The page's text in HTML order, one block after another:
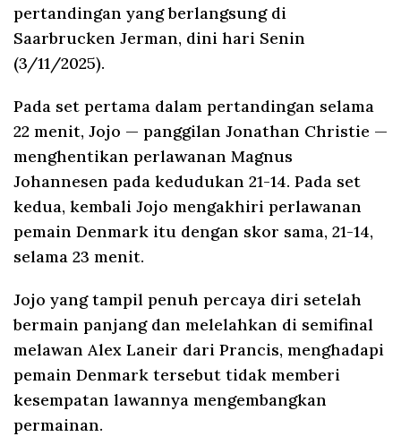
pertandingan yang berlangsung di
Saarbrucken Jerman, dini hari Senin
(3/11/2025).
Pada set pertama dalam pertandingan selama
22 menit, Jojo — panggilan Jonathan Christie —
menghentikan perlawanan Magnus
Johannesen pada kedudukan 21-14. Pada set
kedua, kembali Jojo mengakhiri perlawanan
pemain Denmark itu dengan skor sama, 21-14,
selama 23 menit.
Jojo yang tampil penuh percaya diri setelah
bermain panjang dan melelahkan di semifinal
melawan Alex Laneir dari Prancis, menghadapi
pemain Denmark tersebut tidak memberi
kesempatan lawannya mengembangkan
permainan.